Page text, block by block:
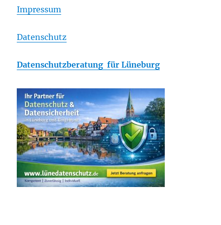
Impressum
Datenschutz
Datenschutzberatung für Lüneburg